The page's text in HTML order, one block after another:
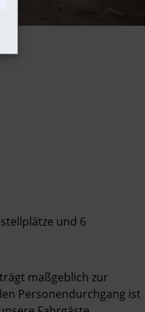
und 6
maßgeblich zur
Personendurchgang ist